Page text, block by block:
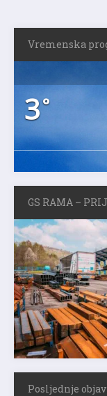
Vremenska
3°
GS RAMA –
Posljednje